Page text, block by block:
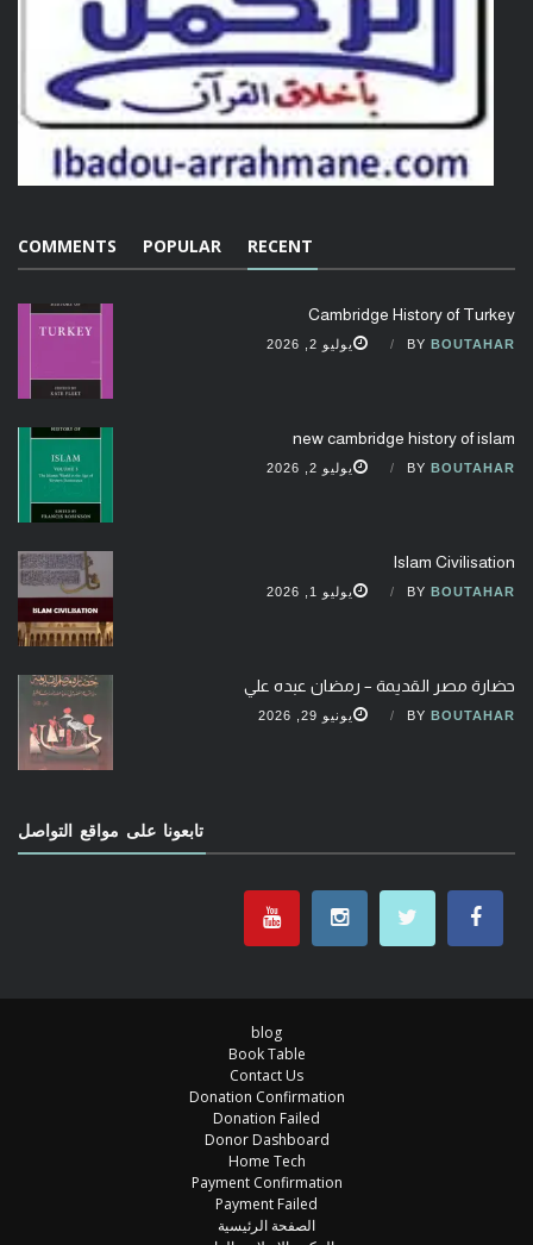
RECENT
POPULAR
COMMENTS
Cambridge History of Turkey
BY BOUTAHAR يوليو 2, 2026
new cambridge history of islam
BY BOUTAHAR يوليو 2, 2026
Islam Civilisation
BY BOUTAHAR يوليو 1, 2026
حضارة مصر القديمة – رمضان عبده علي
BY BOUTAHAR يونيو 29, 2026
تابعونا على مواقع التواصل
blog
Book Table
Contact Us
Donation Confirmation
Donation Failed
Donor Dashboard
Home Tech
Payment Confirmation
Payment Failed
الصفحة الرئيسية